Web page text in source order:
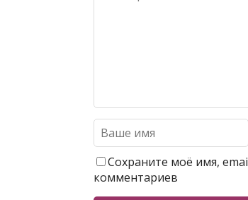
Сохраните моё имя,
комментариев